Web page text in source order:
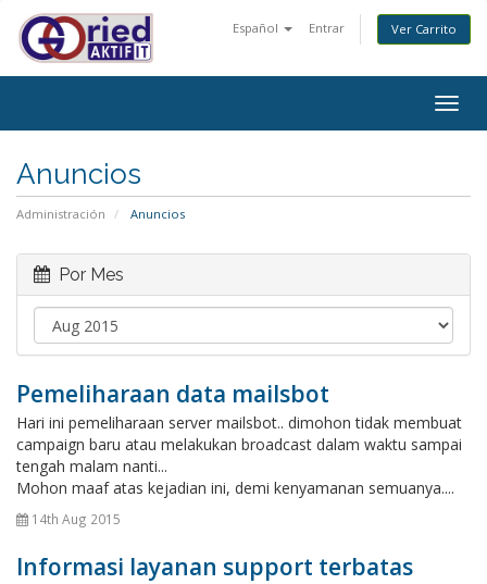
Español Entrar Ver Carrito
Anuncios
Administración Anuncios
Por Mes
Pemeliharaan data mailsbot
Hari ini pemeliharaan server mailsbot.. dimohon tidak membuat
campaign baru atau melakukan broadcast dalam waktu sampai
tengah malam nanti...
Mohon maaf atas kejadian ini, demi kenyamanan semuanya....
14th Aug 2015
Informasi layanan support terbatas